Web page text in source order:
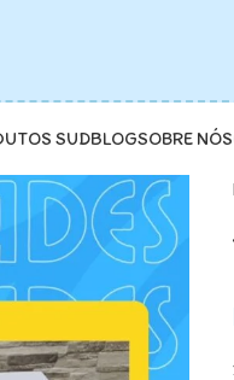
SUDBLOGSOBRE NÓS